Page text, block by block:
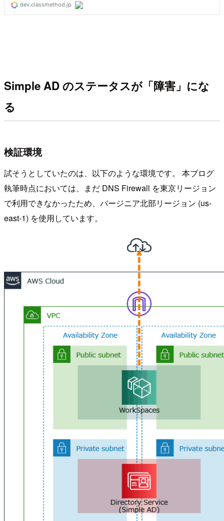
Simple AD のステータスが「障害」にな
る
検証環境
試そうとしていたのは、以下のような環境です。 本ブログ
執筆時点においては、まだ DNS Firewall を東京リージョン
で利用できなかったため、バージニア北部リージョン (us-
east-1) を使用しています。